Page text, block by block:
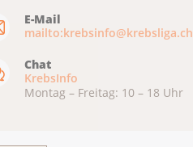
E-Mail
mailto:krebsinfo@krebsliga.ch
Chat
KrebsInfo
Montag – Freitag: 10 – 18 Uhr